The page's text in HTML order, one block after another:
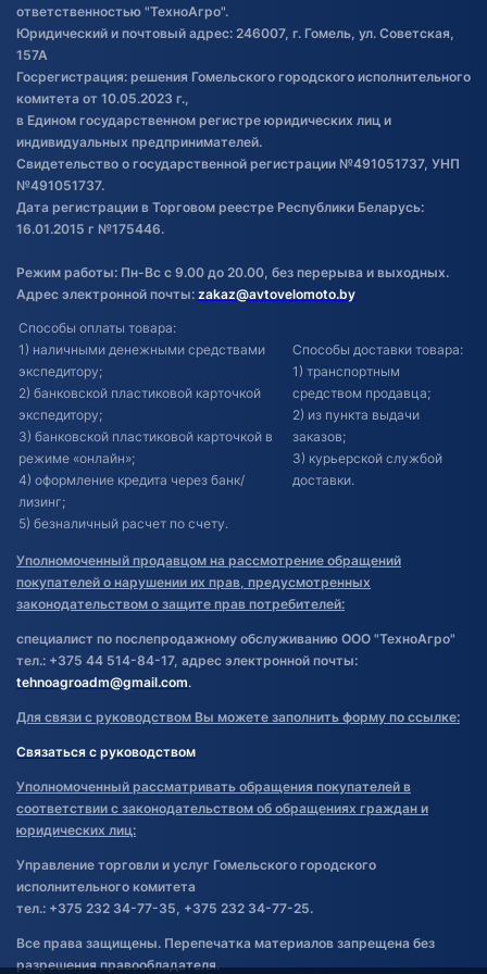
Обработка файлов cookie
Постановка транспорта на учет
Обновления в ЭПТС 2024
ответственностью "ТехноАгро".
Юридический и почтовый адрес: 246007, г. Гомель, ул. Советская,
157А
Госрегистрация: решения Гомельского городского исполнительного
комитета от 10.05.2023 г.,
в Едином государственном регистре юридических лиц и
индивидуальных предпринимателей.
Свидетельство о государственной регистрации №491051737, УНП
№491051737.
Дата регистрации в Торговом реестре Республики Беларусь:
16.01.2015 г №175446.
Режим работы: Пн-Вс с 9.00 до 20.00, без перерыва и выходных.
Адрес электронной почты: zakaz@avtovelomoto.by
Способы оплаты товара:
1) наличными денежными средствами
экспедитору;
2) банковской пластиковой карточкой
экспедитору;
3) банковской пластиковой карточкой в
режиме «онлайн»;
4) оформление кредита через банк/
лизинг;
5) безналичный расчет по счету.
Способы доставки товара:
1) транспортным
средством продавца;
2) из пункта выдачи
заказов;
3) курьерской службой
доставки.
Уполномоченный продавцом на рассмотрение обращений
покупателей о нарушении их прав, предусмотренных
законодательством о защите прав потребителей:
специалист по послепродажному обслуживанию ООО "ТехноАгро"
тел.: +375 44 514-84-17, адрес электронной почты:
tehnoagroadm@gmail.com.
Для связи с руководством Вы можете заполнить форму по ссылке:
Связаться с руководством
Уполномоченный рассматривать обращения покупателей в
соответствии с законодательством об обращениях граждан и
юридических лиц:
Управление торговли и услуг Гомельского городского
исполнительного комитета
тел.: +375 232 34-77-35, +375 232 34-77-25.
Все права защищены. Перепечатка материалов запрещена без
разрешения правообладателя.